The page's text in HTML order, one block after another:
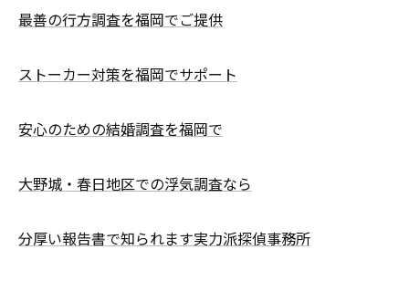
最善の行方調査を福岡でご提供
ストーカー対策を福岡でサポート
安心のための結婚調査を福岡で
大野城・春日地区での浮気調査なら
分厚い報告書で知られます実力派探偵事務所